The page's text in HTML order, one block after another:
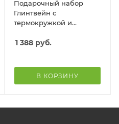
Подарочный набор
Глинтвейн с
термокружкой и
1 388 руб.
В КОРЗИНУ